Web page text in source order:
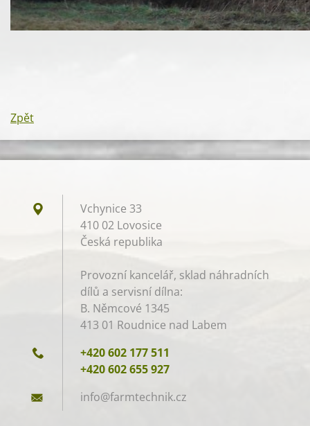
Zpět
Vchynice 33
410 02 Lovosice
Česká republika
Provozní kancelář, sklad náhradních
dílů a servisní dílna:
B. Němcové 1345
413 01 Roudnice nad Labem
+420 602 177 511
+420 602 655 927
info@farmtechnik.cz